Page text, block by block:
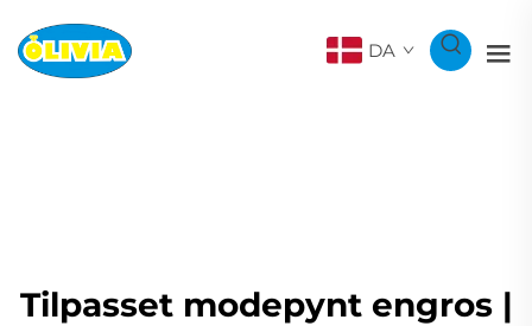
DA
Tilpasset modepynt engros |